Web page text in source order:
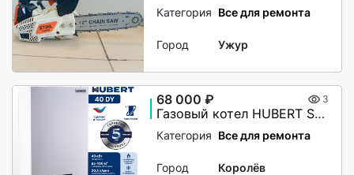
Категория Все для ремонта
Город Ужур
68 000 ₽ 3
Газовый котел HUBERT Smart AGB 40DY настенный двухконтурный
Категория Все для ремонта
Город Королёв